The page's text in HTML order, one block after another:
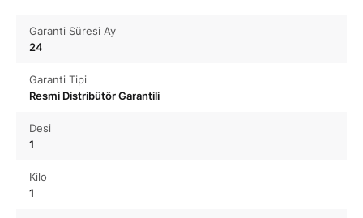
Garanti Süresi Ay
24
Garanti Tipi
Resmi Distribütör Garantili
Desi
1
Kilo
1